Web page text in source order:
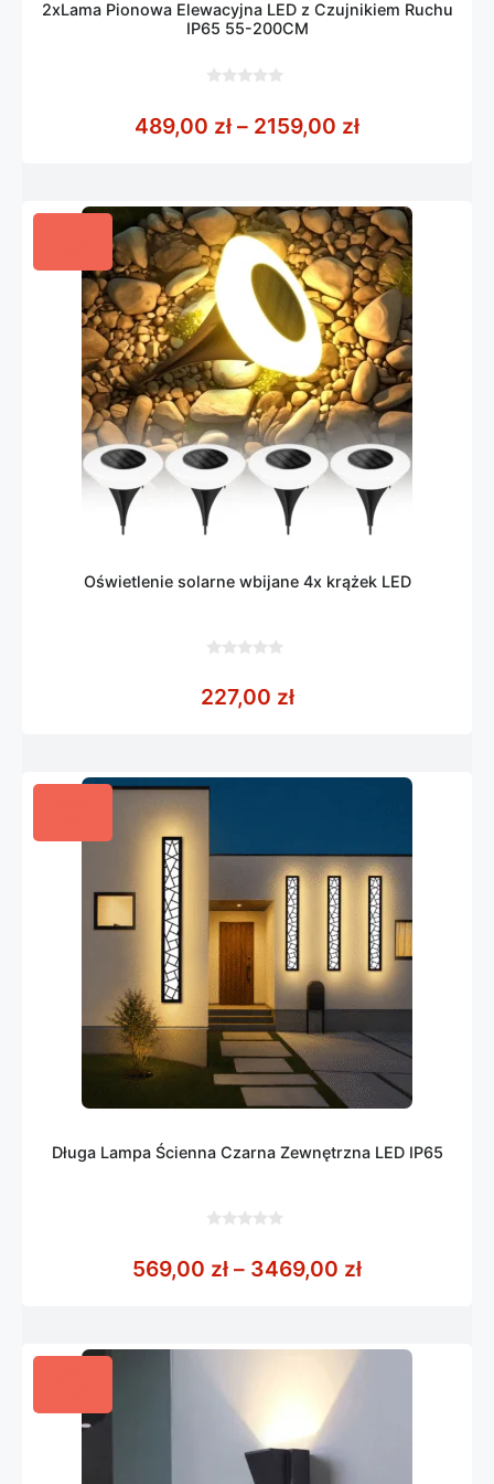
2xLama Pionowa Elewacyjna LED z Czujnikiem Ruchu
IP65 55-200CM
5
489,00 zł – 2159,00 złZakres cen:
Oświetlenie solarne wbijane 4x krążek LED
5
227,00 zł
Długa Lampa Ścienna Czarna Zewnętrzna LED IP65
5
569,00 zł – 3469,00 złZakres cen: